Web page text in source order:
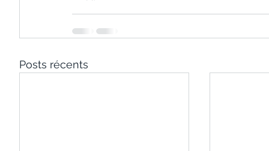
Posts récents